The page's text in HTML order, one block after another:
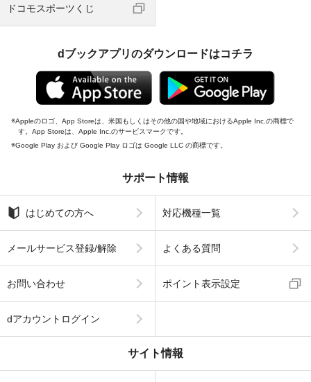
ドコモスポーツくじ
dブックアプリのダウンロードはコチラ
Appleのロゴ、App Storeは、米国もしくはその他の国や地域におけるApple Inc.の商標で
す。App Storeは、Apple Inc.のサービスマークです。
Google Play および Google Play ロゴは Google LLC の商標です。
サポート情報
はじめての方へ 対応機種一覧
メールサービス登録/解除 よくある質問
お問い合わせ ポイント表示設定
dアカウントログイン
サイト情報